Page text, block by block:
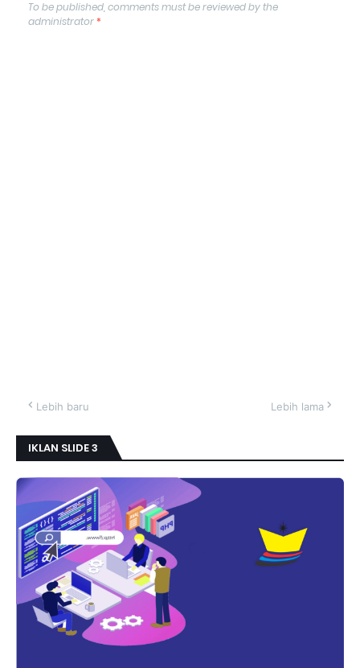
To be published, comments must be reviewed by the
administrator*
Lebih baru Lebih lama
IKLAN SLIDE 3